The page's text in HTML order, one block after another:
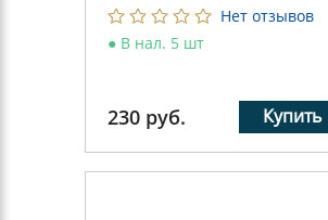
Нет отзывов
● В нал. 5 шт
230 руб. Купить